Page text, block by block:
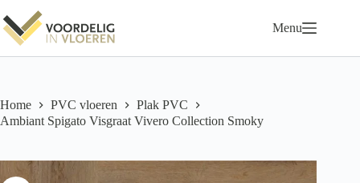
naar
de
inhoud
Menu
Home PVC vloeren
Plak PVC
Ambiant Spigato Visgraat Vivero Collection Smoky